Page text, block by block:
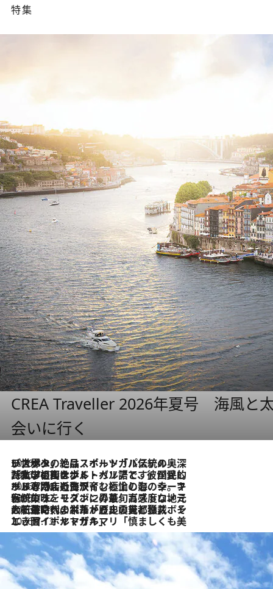
特集
CREA Traveller 2026年夏号 海風と
会いに行く
2026.8.8
リスボンの絶品スイーツ「パステル・デ・ナタ」とは？ポルトガル伝統の奥深い世界へ
2026.7.27
「私の祖国はポルトガル語です」国民的詩人フェルナンド・ペソアと、彼が愛した文学の街を歩く
2026.7.26
ポルトガル近海が育む極上の海の幸。キリリと冷えた白ワインと愉しむ、シーフード専門店の贅沢
2026.7.22
伝統の味をモダンに昇華。高感度な地元客が集う、リスボンの最旬ガストロノミー
2026.7.21
大航海時代の栄華から、震災、独裁、そして革命へ。ポルトガル・首都リスボンの石畳に刻まれた「歴史の光と影」
2026.7.13
エッセイ・ヤマザキマリ「慎ましくも美しき国 ポルトガル」